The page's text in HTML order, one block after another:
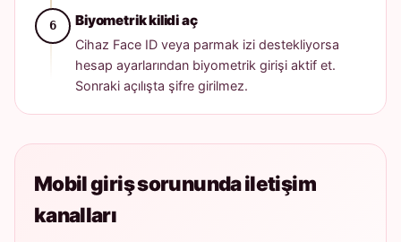
Biyometrik kilidi aç
Cihaz Face ID veya parmak izi destekliyorsa
hesap ayarlarından biyometrik girişi aktif et.
Sonraki açılışta şifre girilmez.
Mobil giriş sorununda iletişim
kanalları